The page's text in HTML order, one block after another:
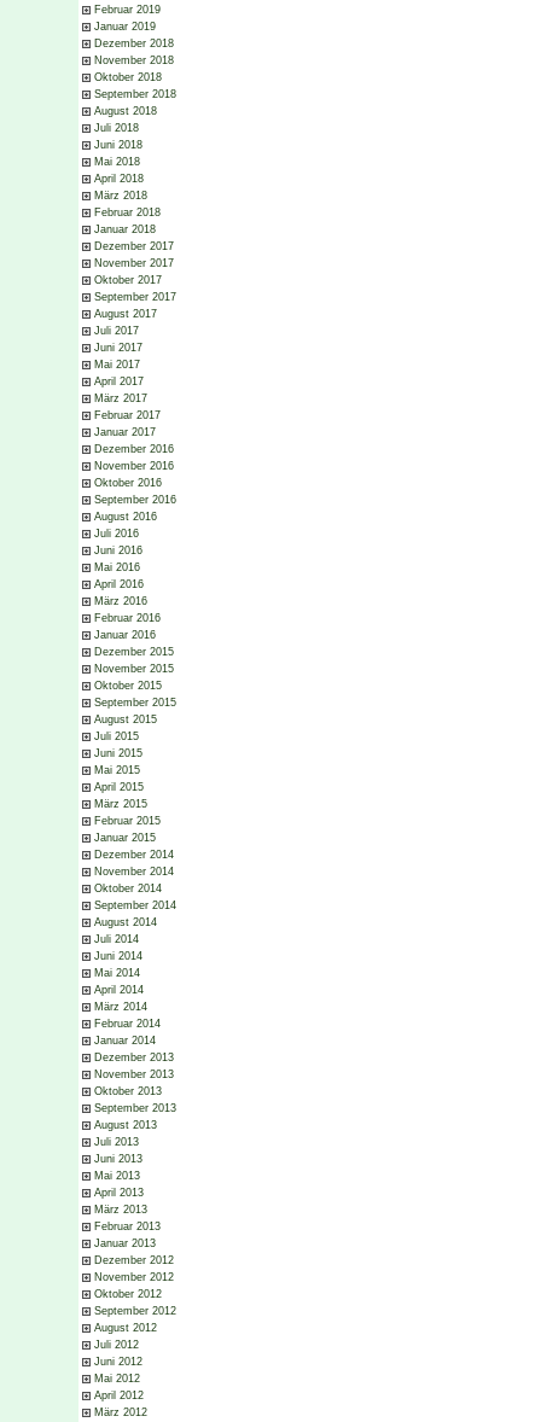
Februar 2019
Januar 2019
Dezember 2018
November 2018
Oktober 2018
September 2018
August 2018
Juli 2018
Juni 2018
Mai 2018
April 2018
März 2018
Februar 2018
Januar 2018
Dezember 2017
November 2017
Oktober 2017
September 2017
August 2017
Juli 2017
Juni 2017
Mai 2017
April 2017
März 2017
Februar 2017
Januar 2017
Dezember 2016
November 2016
Oktober 2016
September 2016
August 2016
Juli 2016
Juni 2016
Mai 2016
April 2016
März 2016
Februar 2016
Januar 2016
Dezember 2015
November 2015
Oktober 2015
September 2015
August 2015
Juli 2015
Juni 2015
Mai 2015
April 2015
März 2015
Februar 2015
Januar 2015
Dezember 2014
November 2014
Oktober 2014
September 2014
August 2014
Juli 2014
Juni 2014
Mai 2014
April 2014
März 2014
Februar 2014
Januar 2014
Dezember 2013
November 2013
Oktober 2013
September 2013
August 2013
Juli 2013
Juni 2013
Mai 2013
April 2013
März 2013
Februar 2013
Januar 2013
Dezember 2012
November 2012
Oktober 2012
September 2012
August 2012
Juli 2012
Juni 2012
Mai 2012
April 2012
März 2012